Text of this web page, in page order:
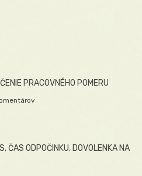
PRACOVNÉHO POMERU
ČAS ODPOČINKU, DOVOLENKA NA